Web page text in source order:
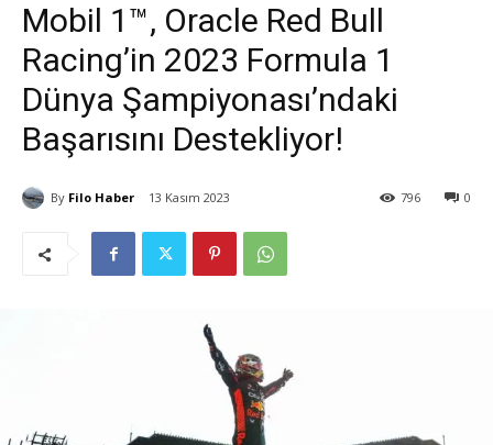
Mobil 1™, Oracle Red Bull
Racing’in 2023 Formula 1
Dünya Şampiyonası’ndaki
Başarısını Destekliyor!
By Filo Haber 13 Kasım 2023 0
796